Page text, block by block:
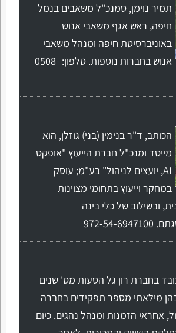
תמיר נוימן, סמנכ"ל משאבים בנמל
חיפה, ראש אגף משאבי אנוש
באוניברסיטת חיפה ומנהל משאבי
אנוש בחברות נוספות. טלפון: 0508-
הכותב, ד"ר בנימין (בני) גוזלן, הוא
מייסד ומנכ"ל חברת הייעוץ "אופקס
AI, יועצים לניהול" בע"מ; עוסק
במחקר וייעוץ בתחומי מצוינות
ובשילוב של כלי בינה
בחברת רון גל הסעות מס' שנים
מילאתי מספר תפקידים בחברה
אחראי הזמנות ומנהל נהגים. כיום